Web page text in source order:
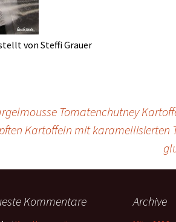
von Steffi Grauer
Tomatenchutney
Kartoffeln mit karamellisierten
Kommentare Archive